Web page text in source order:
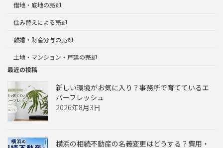
借地・底地の売却
住み替えによる売却
離婚・財産分与の売却
土地・マンション・戸建の売却
最近の投稿
新しい環境がお気に入り？事務所で育てているエ
バーフレッシュ
2026年8月3日
横浜の相続不動産の名義変更はどうする？費用・